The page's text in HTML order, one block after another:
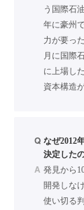
う国際石
年に豪州
力が要った
月に国際
に上場した
資本構造
Q なぜ2012
決定した
A 発見から
開発しな
使い切る